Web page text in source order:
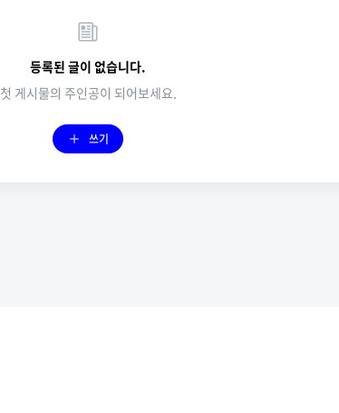
등록된 글이 없습니다.
첫 게시물의 주인공이 되어보세요.
쓰기